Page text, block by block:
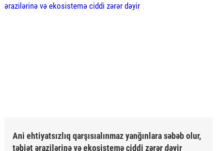
Ani ehtiyatsızlıq qarşısıalınmaz yanğınlara səbəb olur,